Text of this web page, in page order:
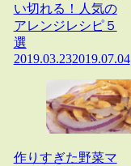
い切れる！人気の
アレンジレシピ５
選
2019.03.232019.07.04
作りすぎた野菜マ